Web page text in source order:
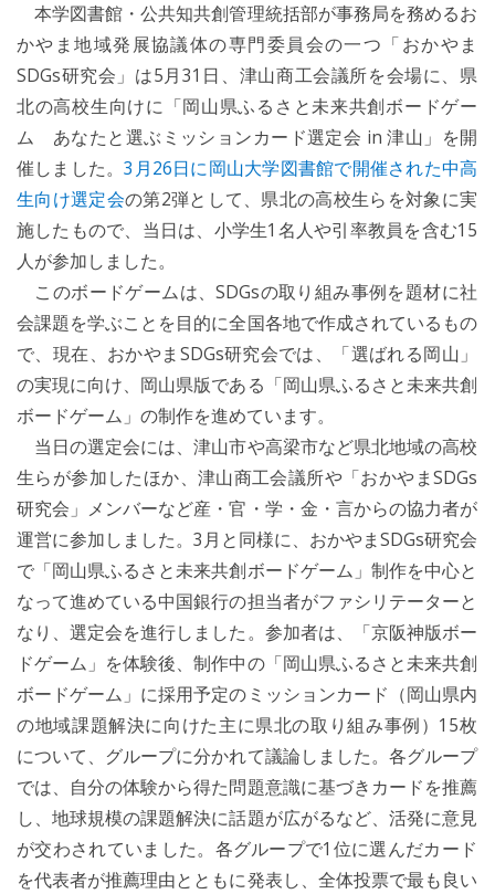
本学図書館・公共知共創管理統括部が事務局を務めるお
かやま地域発展協議体の専門委員会の一つ「おかやま
SDGs研究会」は5月31日、津山商工会議所を会場に、県
北の高校生向けに「岡山県ふるさと未来共創ボードゲー
ム あなたと選ぶミッションカード選定会 in 津山」を開
催しました。3月26日に岡山大学図書館で開催された中高
生向け選定会の第2弾として、県北の高校生らを対象に実
施したもので、当日は、小学生1名人や引率教員を含む15
人が参加しました。
このボードゲームは、SDGsの取り組み事例を題材に社
会課題を学ぶことを目的に全国各地で作成されているもの
で、現在、おかやまSDGs研究会では、「選ばれる岡山」
の実現に向け、岡山県版である「岡山県ふるさと未来共創
ボードゲーム」の制作を進めています。
当日の選定会には、津山市や高梁市など県北地域の高校
生らが参加したほか、津山商工会議所や「おかやまSDGs
研究会」メンバーなど産・官・学・金・言からの協力者が
運営に参加しました。3月と同様に、おかやまSDGs研究会
で「岡山県ふるさと未来共創ボードゲーム」制作を中心と
なって進めている中国銀行の担当者がファシリテーターと
なり、選定会を進行しました。参加者は、「京阪神版ボー
ドゲーム」を体験後、制作中の「岡山県ふるさと未来共創
ボードゲーム」に採用予定のミッションカード（岡山県内
の地域課題解決に向けた主に県北の取り組み事例）15枚
について、グループに分かれて議論しました。各グループ
では、自分の体験から得た問題意識に基づきカードを推薦
し、地球規模の課題解決に話題が広がるなど、活発に意見
が交わされていました。各グループで1位に選んだカード
を代表者が推薦理由とともに発表し、全体投票で最も良い